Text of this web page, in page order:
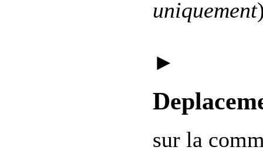
uniquement
►
sur la